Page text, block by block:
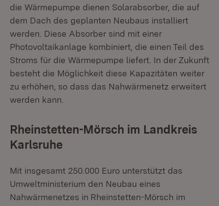
die Wärmepumpe dienen Solarabsorber, die auf
dem Dach des geplanten Neubaus installiert
werden. Diese Absorber sind mit einer
Photovoltaikanlage kombiniert, die einen Teil des
Stroms für die Wärmepumpe liefert. In der Zukunft
besteht die Möglichkeit diese Kapazitäten weiter
zu erhöhen, so dass das Nahwärmenetz erweitert
werden kann.
Rheinstetten-Mörsch im Landkreis
Karlsruhe
Mit insgesamt 250.000 Euro unterstützt das
Umweltministerium den Neubau eines
Nahwärmenetzes in Rheinstetten-Mörsch im